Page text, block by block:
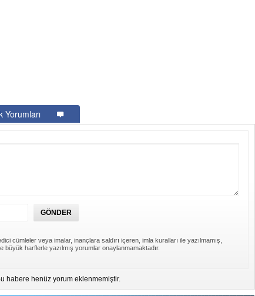
Yorumları
cümleler veya imalar, inançlara saldırı içeren, imla kuralları ile yazılmamış,
harflerle yazılmış yorumlar onaylanmamaktadır.
habere henüz yorum eklenmemiştir.